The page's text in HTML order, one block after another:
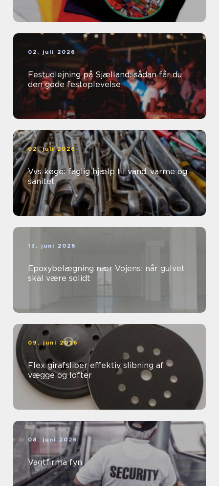
02. juli 2026
Festudlejning på Sjælland: sådan får du
den gode festoplevelse
02. juli 2026
Vvs køge: faglig hjælp til vand, varme og
sanitet
13. juni 2026
Epoxybelægning nær Vojens: når gulvet
skal være solidt
09. juni 2026
Flex girafsliber effektiv slibning af
vægge og lofter
08. juni 2026
Vagtfirma fyn